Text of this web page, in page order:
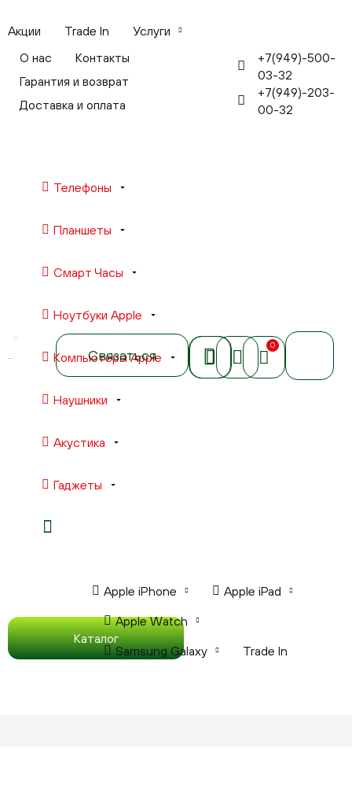
Акции Trade In
Услуги
О нас
Контакты
Гарантия и возврат
Доставка и оплата
+7(949)-500-
03-32
+7(949)-203-
00-32
Телефоны
Планшеты
Смарт Часы
Ноутбуки Apple
Компьютеры Apple
Наушники
Акустика
Гаджеты
Связаться
0
Каталог
Apple iPhone Apple iPad
Apple Watch
Samsung Galaxy Trade In